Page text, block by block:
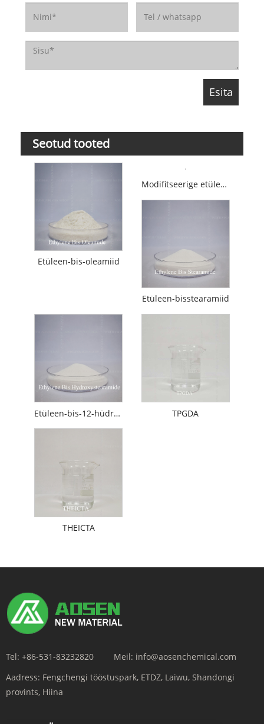
Seotud tooted
Etüleen-bis-oleamiid
Modifitseerige etüleen-bisstearamiidi
Etüleen-bisstearamiid
Etüleen-bis-12-hüdroksüstearaamiid TPGDA
THEICTA
Tel: +86-531-83232820 Meil: info@aosenchemical.com
Aadress: Fengchengi tööstuspark, ETDZ, Laiwu, Shandongi
provints, Hiina